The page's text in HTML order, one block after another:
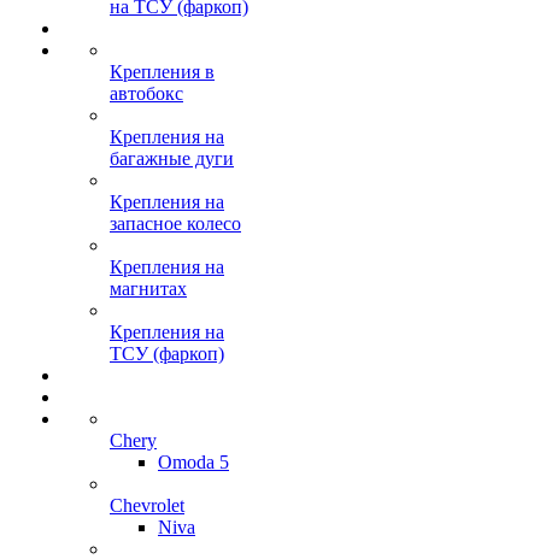
на ТСУ (фаркоп)
Крепления в
автобокс
Крепления на
багажные дуги
Крепления на
запасное колесо
Крепления на
магнитах
Крепления на
ТСУ (фаркоп)
Chery
Omoda 5
Chevrolet
Niva